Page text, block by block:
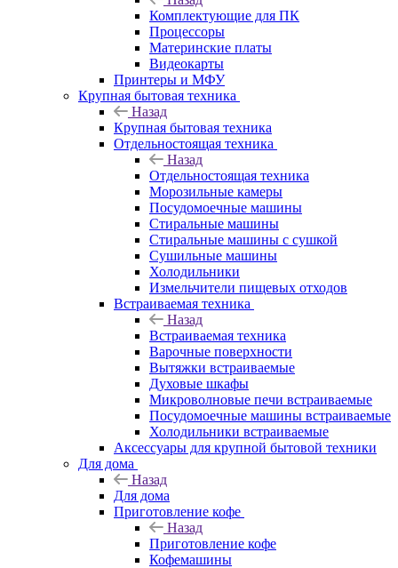
Комплектующие для ПК
Процессоры
Материнские платы
Видеокарты
Принтеры и МФУ
Крупная бытовая техника
Назад
Крупная бытовая техника
Отдельностоящая техника
Назад
Отдельностоящая техника
Морозильные камеры
Посудомоечные машины
Стиральные машины
Стиральные машины с сушкой
Сушильные машины
Холодильники
Измельчители пищевых отходов
Встраиваемая техника
Назад
Встраиваемая техника
Варочные поверхности
Вытяжки встраиваемые
Духовые шкафы
Микроволновые печи встраиваемые
Посудомоечные машины встраиваемые
Холодильники встраиваемые
Аксессуары для крупной бытовой техники
Для дома
Назад
Для дома
Приготовление кофе
Назад
Приготовление кофе
Кофемашины